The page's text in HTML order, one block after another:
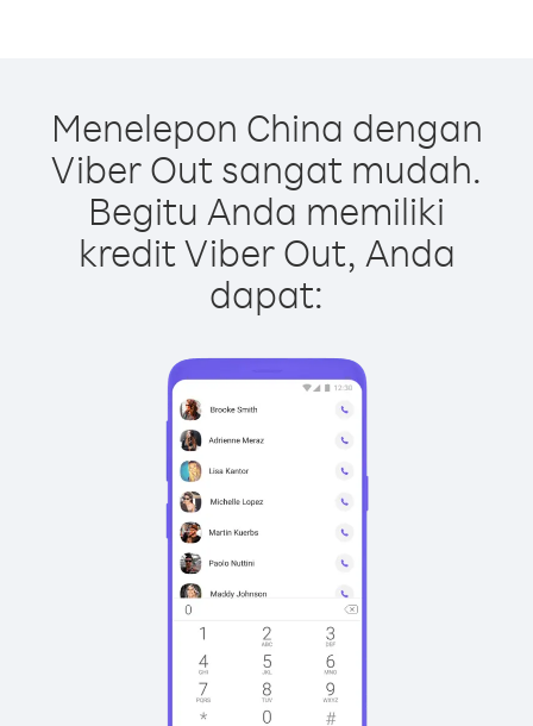
Menelepon China dengan
Viber Out sangat mudah.
Begitu Anda memiliki
kredit Viber Out, Anda
dapat: